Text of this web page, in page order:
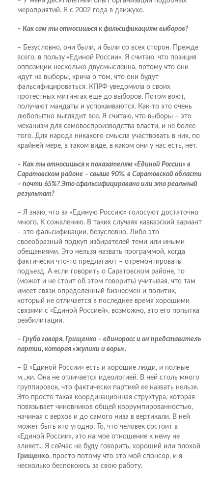
мероприятий. Я с 2002 года в движухе.
– Как сам ты относишься к фальсификациям выборов?
– Безусловно, они были, и были со всех сторон. Прежде
всего, в пользу «Единой России». Я считаю, что позиция
оппозиции несколько двусмысленна, потому что они
идут на выборы, крича о том, что они будут
фальсифицироваться. КПРФ уведомила о своих
протестных митингах еще до выборов. Потом воют,
получают мандаты и успокаиваются. Как-то это очень
любопытно выглядит все. Я считаю, что выборы – это
механизм для самовоспроизводства власти, и не более
того. Для народа никакого смысла участвовать в них, по
крайней мере, в таком виде, в каком они у нас есть, нет.
– Как ты относишься к показателям «Единой России» в
Саратовском районе – свыше 90%, в Саратовской области
– почти 65%? Это сфальсифицировано или это реальный
результат?
– Я знаю, что за «Единую Россию» голосуют достаточно
много. К сожалению. В таких случаях кавказский вариант
– это фальсификации, безусловно. Либо это
своеобразный подкуп избирателей теми или иными
обещаниями. Это нельзя назвать программой, когда
фактически что-то предлагают – отремонтировать
подъезд. А если говорить о Саратовском районе, то
(может и не стоит об этом говорить) учитывая, что там
имеет связи определенный бизнесмен и политик,
который не отличается в последнее время хорошими
связями с «Единой Россией», возможно, это его попытка
реабилитации.
– Грубо говоря, Грищенко – единоросс и он представитель
партии, которая «жулики и воры».
– В «Единой России» есть и хорошие люди, и полные
м...ки. Она не отличается идеологией. В ней столь много
группировок, что фактически партией ее назвать нельзя.
Это просто такая координационная структура, которая
повязывает чиновников общей коррумпированностью,
начиная с верхов и до самого низа в вертикали. В ней
может быть кто угодно. То, что человек состоит в
«Единой России», это на мое отношение к нему не
влияет... Я сейчас не буду говорить, хороший или плохой
Грищенко, просто потому что это мой спонсор, и я
несколько беспокоюсь за свою работу.